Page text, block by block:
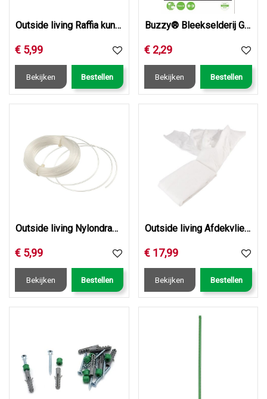
Outside living Raffia kunstof l400m 100g
€ 5,99
Bekijken Bestellen
Buzzy® Bleekselderij Goudgele Zelfblekende 2
€ 2,29
Bekijken Bestellen
Outside living Nylondraad d1.6mm l15m
€ 5,99
Bekijken Bestellen
Outside living Afdekvlies h2b10m 17 gr/m²
€ 17,99
Bekijken Bestellen